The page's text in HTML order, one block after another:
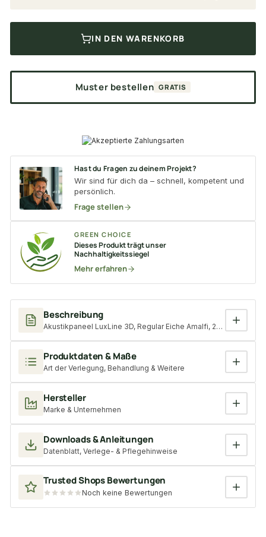
Beschreibung
Akustikpaneel LuxLine 3D, Regular Eiche Amalfi, 2400x561x25
Produktdaten & Maße
Art der Verlegung, Behandlung & Weitere
Hersteller
Marke & Unternehmen
Downloads & Anleitungen
Datenblatt, Verlege- & Pflegehinweise
Trusted Shops Bewertungen
Noch keine Bewertungen
IN DEN WARENKORB
Muster bestellen GRATIS
Hast du Fragen zu deinem Projekt?
Wir sind für dich da – schnell, kompetent und
persönlich.
Frage stellen
GREEN CHOICE
Dieses Produkt trägt unser
Nachhaltigkeitssiegel
Mehr erfahren